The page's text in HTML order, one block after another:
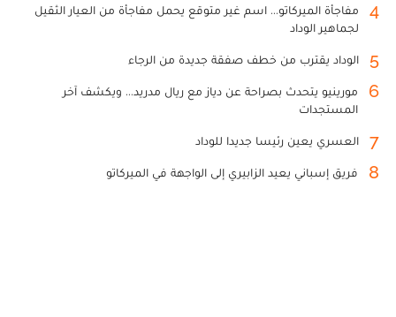
4
مفاجأة الميركاتو... اسم غير متوقع يحمل مفاجأة من العيار الثقيل
لجماهير الوداد
5 الوداد يقترب من خطف صفقة جديدة من الرجاء
6
مورينيو يتحدث بصراحة عن دياز مع ريال مدريد... ويكشف آخر
المستجدات
7 العسري يعين رئيسا جديدا للوداد
8 فريق إسباني يعيد الزابيري إلى الواجهة في الميركاتو